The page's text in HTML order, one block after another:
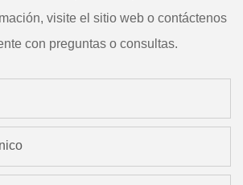
visite el sitio web o contáctenos
con preguntas o consultas.